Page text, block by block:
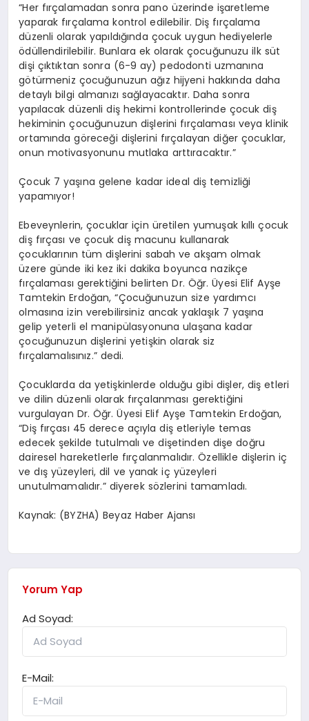
“Her fırçalamadan sonra pano üzerinde işaretleme
yaparak fırçalama kontrol edilebilir. Diş fırçalama
düzenli olarak yapıldığında çocuk uygun hediyelerle
ödüllendirilebilir. Bunlara ek olarak çocuğunuzu ilk süt
dişi çıktıktan sonra (6-9 ay) pedodonti uzmanına
götürmeniz çocuğunuzun ağız hijyeni hakkında daha
detaylı bilgi almanızı sağlayacaktır. Daha sonra
yapılacak düzenli diş hekimi kontrollerinde çocuk diş
hekiminin çocuğunuzun dişlerini fırçalaması veya klinik
ortamında göreceği dişlerini fırçalayan diğer çocuklar,
onun motivasyonunu mutlaka arttıracaktır.”
Çocuk 7 yaşına gelene kadar ideal diş temizliği
yapamıyor!
Ebeveynlerin, çocuklar için üretilen yumuşak kıllı çocuk
diş fırçası ve çocuk diş macunu kullanarak
çocuklarının tüm dişlerini sabah ve akşam olmak
üzere günde iki kez iki dakika boyunca nazikçe
fırçalaması gerektiğini belirten Dr. Öğr. Üyesi Elif Ayşe
Tamtekin Erdoğan, “Çocuğunuzun size yardımcı
olmasına izin verebilirsiniz ancak yaklaşık 7 yaşına
gelip yeterli el manipülasyonuna ulaşana kadar
çocuğunuzun dişlerini yetişkin olarak siz
fırçalamalısınız.” dedi.
Çocuklarda da yetişkinlerde olduğu gibi dişler, diş etleri
ve dilin düzenli olarak fırçalanması gerektiğini
vurgulayan Dr. Öğr. Üyesi Elif Ayşe Tamtekin Erdoğan,
“Diş fırçası 45 derece açıyla diş etleriyle temas
edecek şekilde tutulmalı ve dişetinden dişe doğru
dairesel hareketlerle fırçalanmalıdır. Özellikle dişlerin iç
ve dış yüzeyleri, dil ve yanak iç yüzeyleri
unutulmamalıdır.” diyerek sözlerini tamamladı.
Kaynak: (BYZHA) Beyaz Haber Ajansı
Yorum Yap
Ad Soyad:
E-Mail: